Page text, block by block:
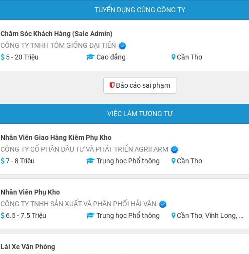
TUYỂN DỤNG CÙNG CÔNG TY
Chăm Sóc Khách Hàng (Sale Admin)
CÔNG TY TNHH TÔM GIỐNG ĐẠI TIẾN
5 - 20 Triệu
Cao đẳng Cần Thơ
Báo cáo sai phạm(0)
VIỆC LÀM TƯƠNG TỰ
Nhân Viên Giao Hàng Kiêm Phụ Kho
CÔNG TY CỔ PHẦN ĐẦU TƯ VÀ PHÁT TRIỂN AGRIFARM
7 - 8 Triệu
Trung học Phổ thông Cần Thơ
Nhân Viên Phụ Kho
CÔNG TY TNHH SẢN XUẤT VÀ PHÂN PHỐI HẢI VÂN
6.5 - 7.5 Triệu
Trung học Phổ thông Cần Thơ, Vĩnh Long, An Giang, Kiên Giang, Hậu Giang
Lái Xe Văn Phòng